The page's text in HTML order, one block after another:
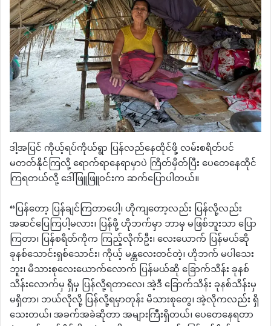
ဒါ့အပြင် ကိုယ့်ရပ်ကိုယ်ရွာ ပြန်လည်နေထိုင်ဖို့ လမ်းစရိတ်ပင်
မတတ်နိုင်ကြလို့ ရောက်ရာနေရာမှာပဲ ကြိတ်မှိတ်ပြီး ပေတေနေထိုင်
ကြရတယ်လို့ ဒေါ်ဖြူဖြူဝင်းက ဆက်ပြောပါတယ်။
“ပြန်တော့ ပြန်ချင်ကြတာပေါ့၊ ဟိုကျတော့လည်း ပြန်လို့လည်း
အဆင်ပြေကြပါ့မလား၊ ပြန်ဖို့ ဟိုဘက်မှာ ဘာမှ မဖြစ်ဘူးသာ ပြော
ကြတာ၊ ပြန်စရိတ်ကိုက ကြည့်လိုက်ဦး၊ လေးယောက် ပြန်မယ်ဆို
ခုနစ်သောင်းရှစ်သောင်း၊ ကိုယ့် မန္တလေးတင်တဲ့၊ ဟိုဘက် မပါသေး
ဘူး၊ မိသားစုလေးယောက်လောက် ပြန်မယ်ဆို ခြောက်သိန်း ခုနစ်
သိန်းလောက်မှ ရှိမှ ပြန်လို့ရတာလေ၊ အဲ့ဒီ ခြောက်သိန်း ခုနစ်သိန်းမှ
မရှိတာ၊ ဘယ်လိုလို့ ပြန်လို့ရမှာတုန်း မိသားစုတွေ၊ အဲ့လိုကလည်း ရှိ
သေးတယ်၊ အခက်အခဲဆိုတာ အများကြီးရှိတယ်၊ ပေတေနေရတာ